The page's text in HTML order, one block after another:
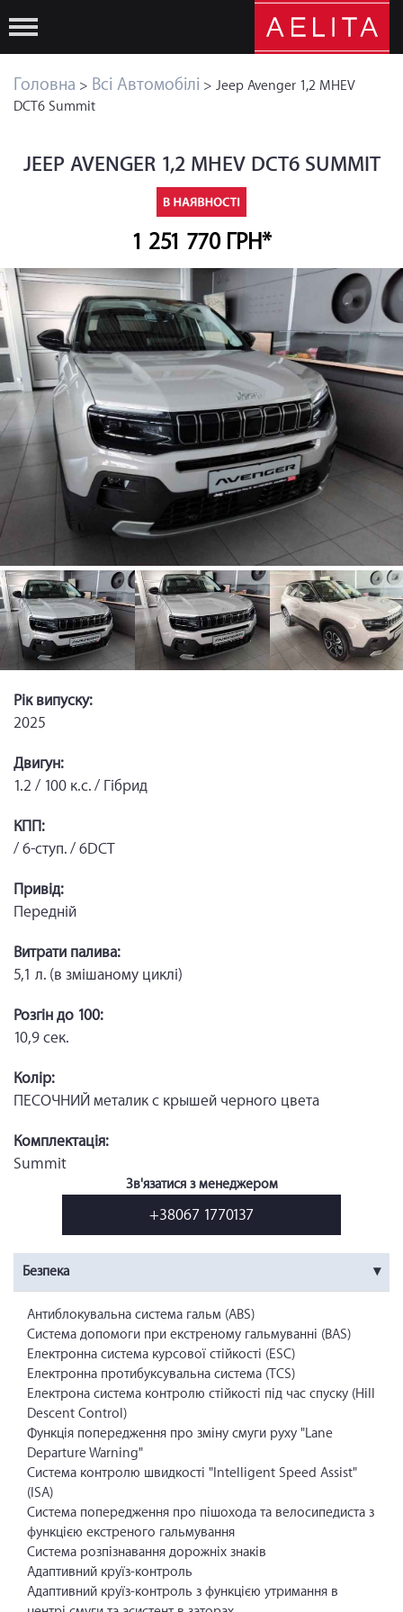
Головна > Всі Автомобілі > Jeep Avenger 1,2 MHEV
DCT6 Summit
JEEP AVENGER 1,2 MHEV DCT6 SUMMIT
1 251 770 ГРН*
Рік випуску:
2025
Двигун:
1.2 / 100 к.с. / Гібрид
КПП:
/ 6-ступ. / 6DCT
Привід:
Передній
Витрати палива:
5,1 л. (в змішаному циклі)
Розгін до 100:
10,9 сек.
Колір:
ПЕСОЧНИЙ металик с крышей черного цвета
Комплектація:
Summit
Зв'язатися з менеджером
+38067 1770137
Безпека
Антиблокувальна система гальм (ABS)
Система допомоги при екстреному гальмуванні (BAS)
Електронна система курсової стійкості (ESC)
Електронна протибуксувальна система (TCS)
Електрона система контролю стійкості під час спуску (Hill
Descent Control)
Функція попередження про зміну смуги руху "Lane
Departure Warning"
Система контролю швидкості "Intelligent Speed Assist"
(ISA)
Система попередження про пішохода та велосипедиста з
функцією екстреного гальмування
Система розпізнавання дорожніх знаків
Адаптивний круїз-контроль
Адаптивний круїз-контроль з функцією утримання в